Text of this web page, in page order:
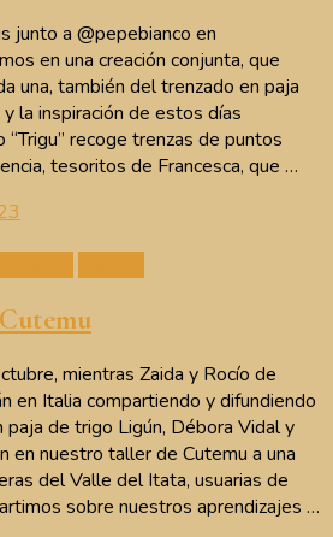
junto a @pepebianco en
en una creación conjunta, que
una, también del trenzado en paja
la inspiración de estos días
recoge trenzas de puntos
tesoritos de Francesca, que …
mientras Zaida y Rocío de
en Italia compartiendo y difundiendo
de trigo Ligún, Débora Vidal y
en nuestro taller de Cutemu a una
del Valle del Itata, usuarias de
sobre nuestros aprendizajes …